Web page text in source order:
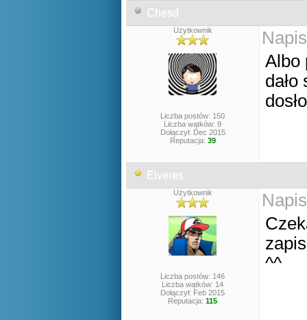
Chesd
Użytkownik
Liczba postów: 150
Liczba wątków: 9
Dołączył: Dec 2015
Reputacja: 39
Albo
Elveres
Użytkownik
Liczba postów: 146
Liczba wątków: 14
Dołączył: Feb 2015
Reputacja: 115
^^